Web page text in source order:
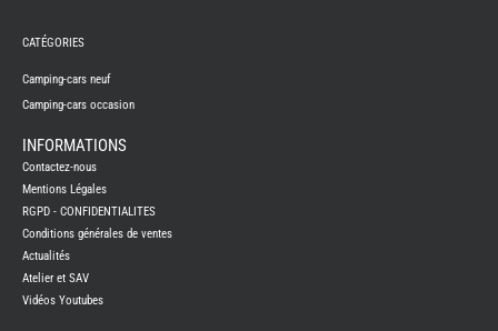
CAMPING-
NEUFS
CAMPING-
CAMPING-
BENIMAR
CAMPING-
CARADO
CAMPING-
CATÉGORIES
Camping-cars neuf
Camping-cars occasion
INFORMATIONS
Contactez-nous
Mentions Légales
RGPD - CONFIDENTIALITES
Conditions générales de ventes
Actualités
Atelier et SAV
Vidéos Youtubes